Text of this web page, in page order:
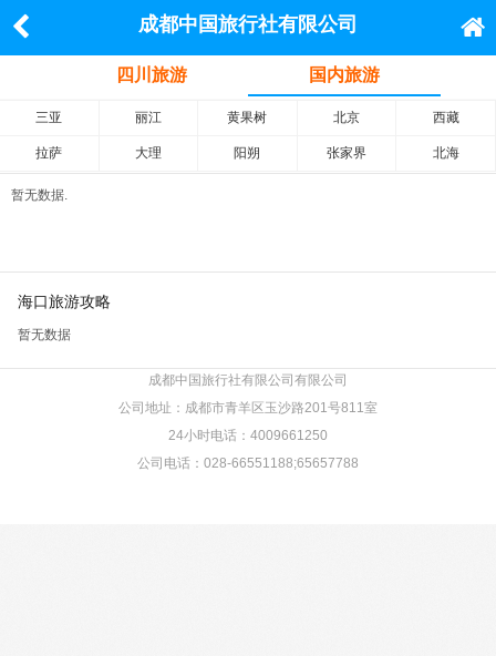
成都中国旅行社有限公司
四川旅游 国内旅游
三亚 丽江 黄果树 北京 西藏
拉萨 大理 阳朔 张家界 北海
暂无数据.
海口旅游攻略
暂无数据
成都中国旅行社有限公司有限公司
公司地址：成都市青羊区玉沙路201号811室
24小时电话：4009661250
公司电话：028-66551188;65657788